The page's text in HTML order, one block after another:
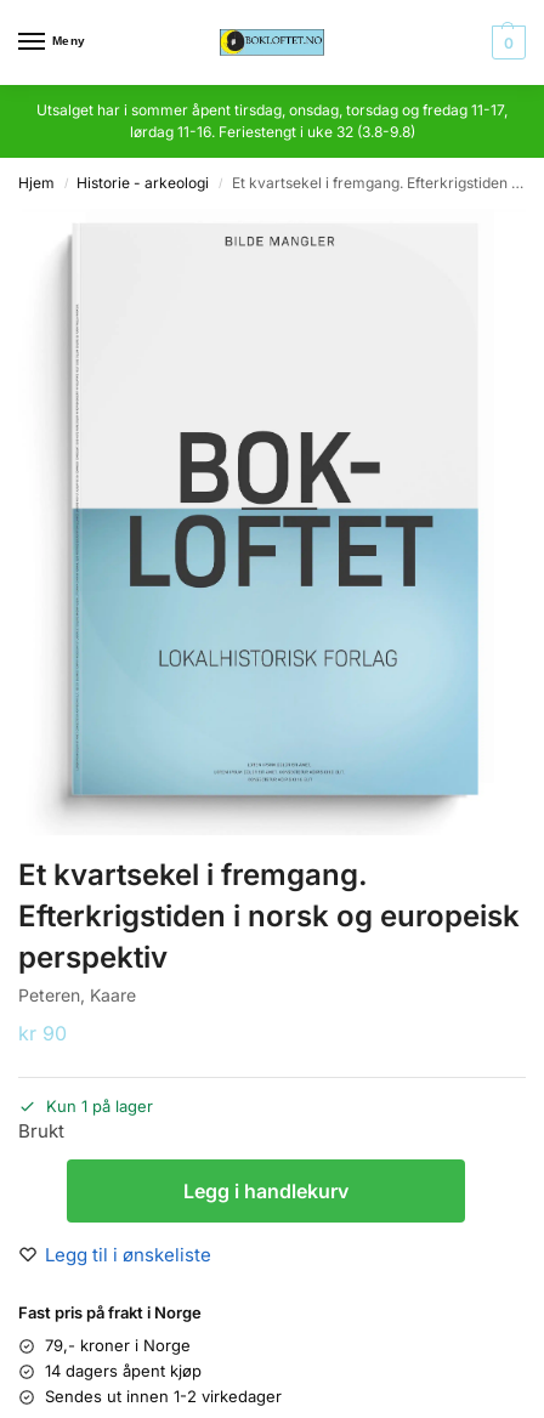
Meny 0
Utsalget har i sommer åpent tirsdag, onsdag, torsdag og fredag 11-17,
lørdag 11-16. Feriestengt i uke 32 (3.8-9.8)
Hjem / Historie - arkeologi / Et kvartsekel i fremgang. Efterkrigstiden i norsk og europeisk perspektiv
Et kvartsekel i fremgang.
Efterkrigstiden i norsk og europeisk
perspektiv
Peteren, Kaare
kr 90
Kun 1 på lager
Brukt
Legg i handlekurv
Legg til i ønskeliste
Fast pris på frakt i Norge
79,- kroner i Norge
14 dagers åpent kjøp
Sendes ut innen 1-2 virkedager